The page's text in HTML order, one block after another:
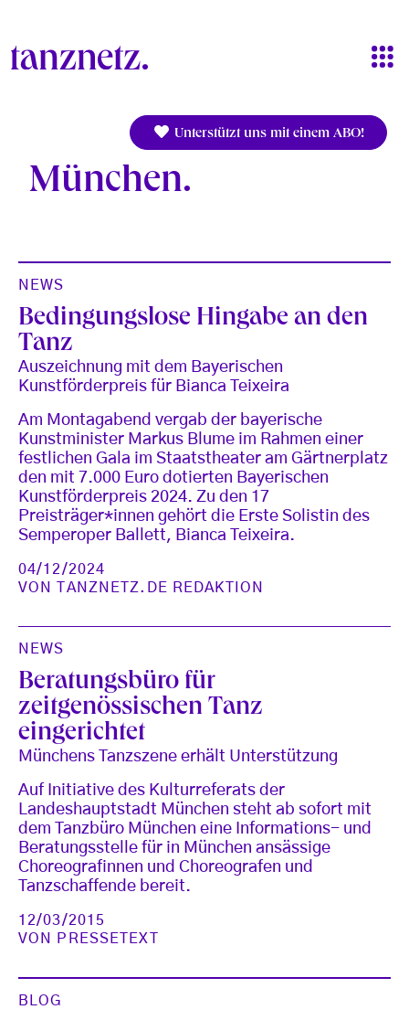
Unterstützt uns mit einem ABO!
München
NEWS
Bedingungslose Hingabe an den
Tanz
Auszeichnung mit dem Bayerischen
Kunstförderpreis für Bianca Teixeira
Am Montagabend vergab der bayerische
Kunstminister Markus Blume im Rahmen einer
festlichen Gala im Staatstheater am Gärtnerplatz
den mit 7.000 Euro dotierten Bayerischen
Kunstförderpreis 2024. Zu den 17
Preisträger*innen gehört die Erste Solistin des
Semperoper Ballett, Bianca Teixeira.
04/12/2024
VONTANZNETZ.DE REDAKTION
NEWS
Beratungsbüro für
zeitgenössischen Tanz
eingerichtet
Münchens Tanzszene erhält Unterstützung
Auf Initiative des Kulturreferats der
Landeshauptstadt München steht ab sofort mit
dem Tanzbüro München eine Informations- und
Beratungsstelle für in München ansässige
Choreografinnen und Choreografen und
Tanzschaffende bereit.
12/03/2015
VON
PRESSETEXT
BLOG